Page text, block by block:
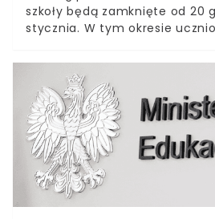
szkoły będą zamknięte od 20
stycznia. W tym okresie
funkcjonują w trybie
najświeższe dane nie
Ministerstwo Edukacji i Nauki
najnowsze dane dotyczące
szkołach. Tak źle dawno nie
placówek wysyła uczniów na
korzysta z nauczania